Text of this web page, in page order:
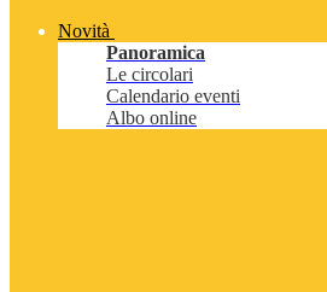
Novità
Panoramica
Le circolari
Calendario eventi
Albo online